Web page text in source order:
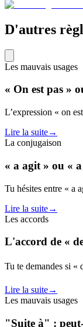
D'autres
Les mauvais usages
« On est pas »
L’expression « on
Lire la suite→
La conjugaison
« a agit » ou «
Tu hésites entre « a
Lire la suite→
Les accords
L'accord de «
Tu te demandes si «
Lire la suite→
Les mauvais usages
"Suite à" :